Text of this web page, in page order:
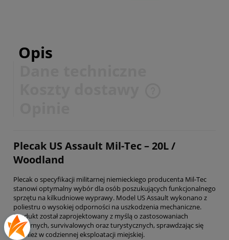
Opis
Plecak US Assault Mil-Tec – 20L /
Woodland
Plecak o specyfikacji militarnej niemieckiego producenta Mil-Tec
stanowi optymalny wybór dla osób poszukujących funkcjonalnego
sprzętu na kilkudniowe wyprawy. Model US Assault wykonano z
poliestru o wysokiej odporności na uszkodzenia mechaniczne.
Produkt został zaprojektowany z myślą o zastosowaniach
militarnych, survivalowych oraz turystycznych, sprawdzając się
również w codziennej eksploatacji miejskiej.